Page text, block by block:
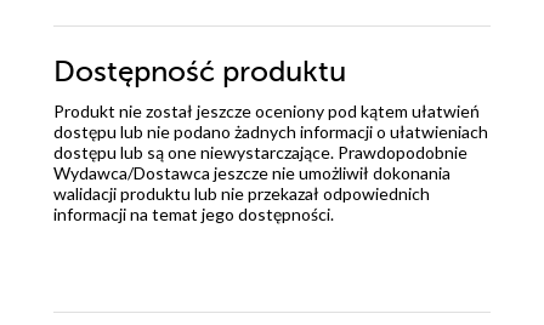
Dostępność produktu
Produkt nie został jeszcze oceniony pod kątem ułatwień
dostępu lub nie podano żadnych informacji o ułatwieniach
dostępu lub są one niewystarczające. Prawdopodobnie
Wydawca/Dostawca jeszcze nie umożliwił dokonania
walidacji produktu lub nie przekazał odpowiednich
informacji na temat jego dostępności.